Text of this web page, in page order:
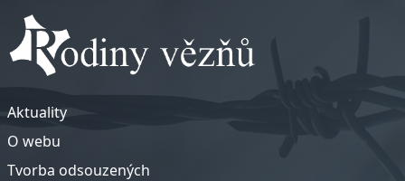
Aktuality
O webu
Tvorba odsouzených